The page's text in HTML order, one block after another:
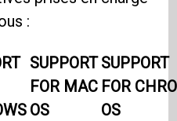
:
SUPPORT
FOR MAC
OS
SUPPORT
FOR
OS